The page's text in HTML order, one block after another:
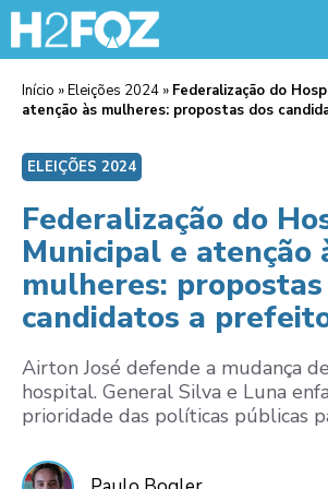
Início »Eleições 2024 » Federalização do
atenção às mulheres: propostas dos
ELEIÇÕES 2024
Federalização do
Municipal e atenção
mulheres:
candidatos a
Airton José defende a mudança
hospital. General Silva e Luna
prioridade das políticas públicas